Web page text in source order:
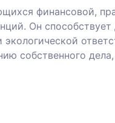
финансовой,
Он
экологической
собственного